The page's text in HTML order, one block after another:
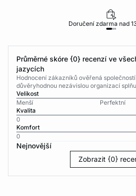
Doručení zdarma nad
Průměrné skóre {0} recenzí ve
jazycích
Hodnocení zákazníků ověřená
důvěryhodnou nezávislou organizací
Velikost
Menší
Perfektní
Kvalita
0
Komfort
0
Nejnovější
Zobrazit {0}